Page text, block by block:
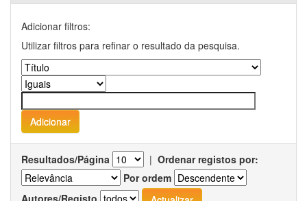
Adicionar filtros:
Utilizar filtros para refinar o resultado da pesquisa.
Resultados/Página | Ordenar registos por:
Por ordem
Autores/Registo